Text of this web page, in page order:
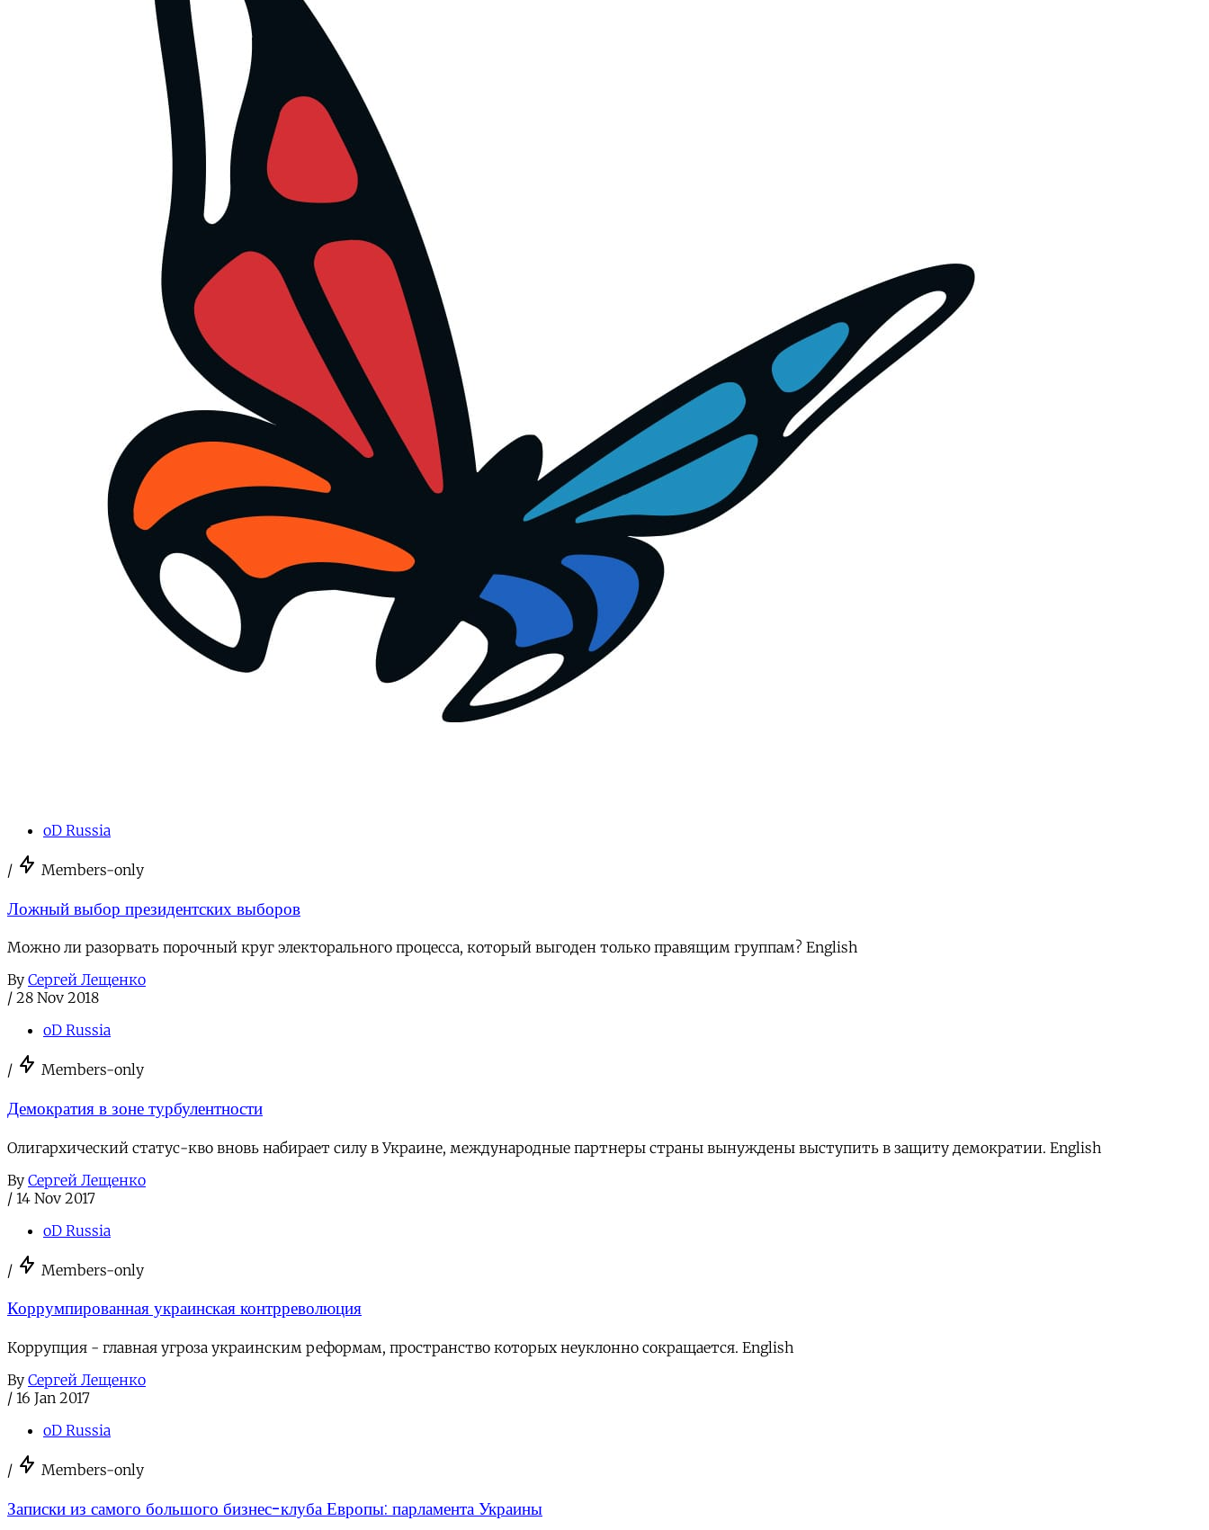
oD Russia
/ Members-only
Ложный выбор президентских выборов
Можно ли разорвать порочный круг электорального процесса, который выгоден только правящим группам? English
By Сергей Лещенко
/ 28 Nov 2018
oD Russia
/ Members-only
Демократия в зоне турбулентности
Олигархический статус-кво вновь набирает силу в Украине, международные партнеры страны вынуждены выступить в защиту демократии. English
By Сергей Лещенко
/ 14 Nov 2017
oD Russia
/ Members-only
Коррумпированная украинская контрреволюция
Коррупция - главная угроза украинским реформам, пространство которых неуклонно сокращается. English
By Сергей Лещенко
/ 16 Jan 2017
oD Russia
/ Members-only
Записки из самого большого бизнес-клуба Европы: парламента Украины